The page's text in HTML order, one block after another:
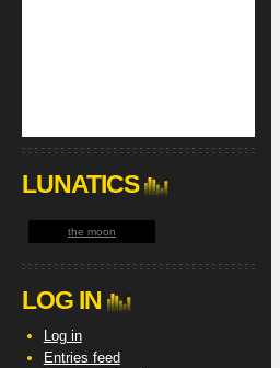
LUNATICS
the moon
LOG IN
Log in
Entries feed